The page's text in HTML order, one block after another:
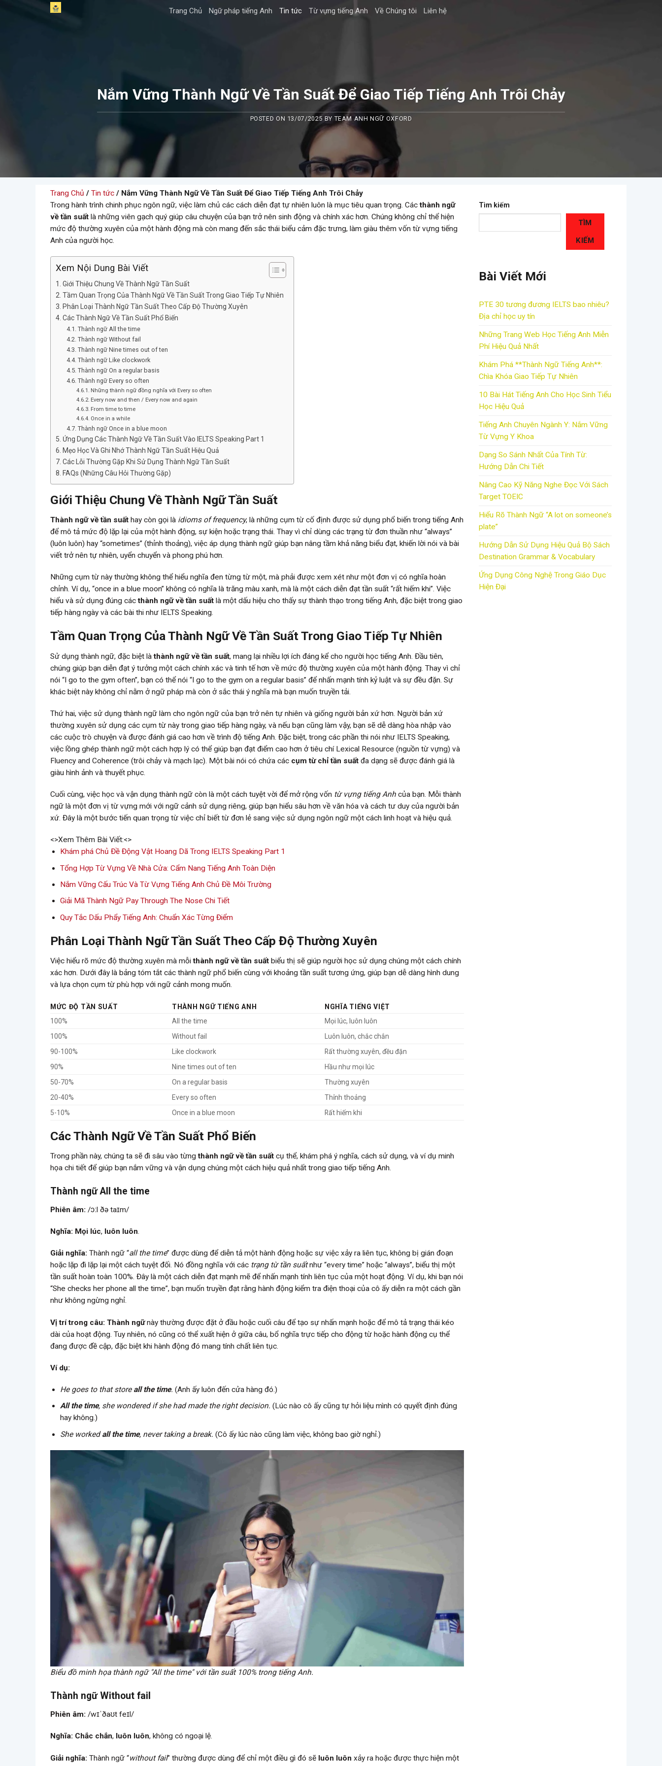
Trang Chủ Ngữ pháp tiếng Anh Tin tức Từ vựng tiếng Anh Về Chúng tôi Liên hệ
Nắm Vững Thành Ngữ Về Tần Suất Để Giao Tiếp Tiếng Anh Trôi Chảy
POSTED ON 13/07/2025 BY TEAM ANH NGỮ OXFORD
Trang Chủ / Tin tức / Nắm Vững Thành Ngữ Về Tần Suất Để Giao Tiếp Tiếng Anh Trôi Chảy
Trong hành trình chinh phục ngôn ngữ, việc làm chủ các cách diễn đạt tự nhiên luôn là mục tiêu quan trọng. Cácthành ngữ
về tần suất là những viên gạch quý giúp câu chuyện của bạn trở nên sinh động và chính xác hơn. Chúng không chỉ thể hiện
mức độ thường xuyên của một hành động mà còn mang đến sắc thái biểu cảm đặc trưng, làm giàu thêm vốn từ vựng tiếng
Anh của người học.
Xem Nội Dung Bài Viết
Giới Thiệu Chung Về Thành Ngữ Tần Suất
Tầm Quan Trọng Của Thành Ngữ Về Tần Suất Trong Giao Tiếp Tự Nhiên
Phân Loại Thành Ngữ Tần Suất Theo Cấp Độ Thường Xuyên
Các Thành Ngữ Về Tần Suất Phổ Biến
Thành ngữ All the time
Thành ngữ Without fail
Thành ngữ Nine times out of ten
Thành ngữ Like clockwork
Thành ngữ On a regular basis
Thành ngữ Every so often
Những thành ngữ đồng nghĩa với Every so often
Every now and then / Every now and again
From time to time
Once in a while
Thành ngữ Once in a blue moon
Ứng Dụng Các Thành Ngữ Về Tần Suất Vào IELTS Speaking Part 1
Mẹo Học Và Ghi Nhớ Thành Ngữ Tần Suất Hiệu Quả
Các Lỗi Thường Gặp Khi Sử Dụng Thành Ngữ Tần Suất
FAQs (Những Câu Hỏi Thường Gặp)
Giới Thiệu Chung Về Thành Ngữ Tần Suất
Thành ngữ về tần suất hay còn gọi là idioms of frequency, là những cụm từ cố định được sử dụng phổ biến trong tiếng Anh
để mô tả mức độ lặp lại của một hành động, sự kiện hoặc trạng thái. Thay vì chỉ dùng các trạng từ đơn thuần như “always”
(luôn luôn) hay “sometimes” (thỉnh thoảng), việc áp dụng thành ngữ giúp bạn nâng tầm khả năng biểu đạt, khiến lời nói và bài
viết trở nên tự nhiên, uyển chuyển và phong phú hơn.
Những cụm từ này thường không thể hiểu nghĩa đen từng từ một, mà phải được xem xét như một đơn vị có nghĩa hoàn
chỉnh. Ví dụ, “once in a blue moon” không có nghĩa là trăng màu xanh, mà là một cách diễn đạt tần suất “rất hiếm khi”. Việc
hiểu và sử dụng đúng cácthành ngữ về tần suất là một dấu hiệu cho thấy sự thành thạo trong tiếng Anh, đặc biệt trong giao
tiếp hàng ngày và các bài thi như IELTS Speaking.
Tầm Quan Trọng Của Thành Ngữ Về Tần Suất Trong Giao Tiếp Tự Nhiên
Sử dụng thành ngữ, đặc biệt làthành ngữ về tần suất, mang lại nhiều lợi ích đáng kể cho người học tiếng Anh. Đầu tiên,
chúng giúp bạn diễn đạt ý tưởng một cách chính xác và tinh tế hơn về mức độ thường xuyên của một hành động. Thay vì chỉ
nói “I go to the gym often”, bạn có thể nói “I go to the gym on a regular basis” để nhấn mạnh tính kỷ luật và sự đều đặn. Sự
khác biệt này không chỉ nằm ở ngữ pháp mà còn ở sắc thái ý nghĩa mà bạn muốn truyền tải.
Thứ hai, việc sử dụng thành ngữ làm cho ngôn ngữ của bạn trở nên tự nhiên và giống người bản xứ hơn. Người bản xứ
thường xuyên sử dụng các cụm từ này trong giao tiếp hàng ngày, và nếu bạn cũng làm vậy, bạn sẽ dễ dàng hòa nhập vào
các cuộc trò chuyện và được đánh giá cao hơn về trình độ tiếng Anh. Đặc biệt, trong các phần thi nói như IELTS Speaking,
việc lồng ghép thành ngữ một cách hợp lý có thể giúp bạn đạt điểm cao hơn ở tiêu chí Lexical Resource (nguồn từ vựng) và
Fluency and Coherence (trôi chảy và mạch lạc). Một bài nói có chứa các cụm từ chỉ tần suất đa dạng sẽ được đánh giá là
giàu hình ảnh và thuyết phục.
Cuối cùng, việc học và vận dụng thành ngữ còn là một cách tuyệt vời để mở rộng vốn từ vựng tiếng Anh của bạn. Mỗi thành
ngữ là một đơn vị từ vựng mới với ngữ cảnh sử dụng riêng, giúp bạn hiểu sâu hơn về văn hóa và cách tư duy của người bản
xứ. Đây là một bước tiến quan trọng từ việc chỉ biết từ đơn lẻ sang việc sử dụng ngôn ngữ một cách linh hoạt và hiệu quả.
<>Xem Thêm Bài Viết:<>
Khám phá Chủ Đề Động Vật Hoang Dã Trong IELTS Speaking Part 1
Tổng Hợp Từ Vựng Về Nhà Cửa: Cẩm Nang Tiếng Anh Toàn Diện
Nắm Vững Cấu Trúc Và Từ Vựng Tiếng Anh Chủ Đề Môi Trường
Giải Mã Thành Ngữ Pay Through The Nose Chi Tiết
Quy Tắc Dấu Phẩy Tiếng Anh: Chuẩn Xác Từng Điểm
Phân Loại Thành Ngữ Tần Suất Theo Cấp Độ Thường Xuyên
Việc hiểu rõ mức độ thường xuyên mà mỗithành ngữ về tần suất biểu thị sẽ giúp người học sử dụng chúng một cách chính
xác hơn. Dưới đây là bảng tóm tắt các thành ngữ phổ biến cùng với khoảng tần suất tương ứng, giúp bạn dễ dàng hình dung
và lựa chọn cụm từ phù hợp với ngữ cảnh mong muốn.
MỨC ĐỘ TẦN SUẤT THÀNH NGỮ TIẾNG ANH
NGHĨA TIẾNG VIỆT
100%
All the time
Mọi lúc, luôn luôn
100%
Without fail
Luôn luôn, chắc chắn
90-100%
Like clockwork
Rất thường xuyên, đều đặn
90%
Nine times out of ten
Hầu như mọi lúc
50-70%
On a regular basis
Thường xuyên
20-40%
Every so often
Thỉnh thoảng
5-10%
Once in a blue moon Rất hiếm khi
Các Thành Ngữ Về Tần Suất Phổ Biến
Trong phần này, chúng ta sẽ đi sâu vào từngthành ngữ về tần suất cụ thể, khám phá ý nghĩa, cách sử dụng, và ví dụ minh
họa chi tiết để giúp bạn nắm vững và vận dụng chúng một cách hiệu quả nhất trong giao tiếp tiếng Anh.
Thành ngữ All the time
Phiên âm: /ɔːl ðə taɪm/
Nghĩa: Mọi lúc, luôn luôn.
Giải nghĩa: Thành ngữ “all the time” được dùng để diễn tả một hành động hoặc sự việc xảy ra liên tục, không bị gián đoạn
hoặc lặp đi lặp lại một cách tuyệt đối. Nó đồng nghĩa với các trạng từ tần suấtnhư “every time” hoặc “always”, biểu thị một
tần suất hoàn toàn 100%. Đây là một cách diễn đạt mạnh mẽ để nhấn mạnh tính liên tục của một hoạt động. Ví dụ, khi bạn nói
“She checks her phone all the time”, bạn muốn truyền đạt rằng hành động kiểm tra điện thoại của cô ấy diễn ra một cách gần
như không ngừng nghỉ.
Vị trí trong câu: Thành ngữnày thường được đặt ở đầu hoặc cuối câu để tạo sự nhấn mạnh hoặc để mô tả trạng thái kéo
dài của hoạt động. Tuy nhiên, nó cũng có thể xuất hiện ở giữa câu, bổ nghĩa trực tiếp cho động từ hoặc hành động cụ thể
đang được đề cập, đặc biệt khi hành động đó mang tính chất liên tục.
Ví dụ:
He goes to that store all the time. (Anh ấy luôn đến cửa hàng đó.)
All the time, she wondered if she had made the right decision. (Lúc nào cô ấy cũng tự hỏi liệu mình có quyết định đúng
hay không.)
She workedall the time, never taking a break. (Cô ấy lúc nào cũng làm việc, không bao giờ nghỉ.)
Biểu đồ minh họa thành ngữ "All the time" với tần suất 100% trong tiếng Anh.
Thành ngữ Without fail
Phiên âm: /wɪˈðaʊt feɪl/
Nghĩa: Chắc chắn, luôn luôn, không có ngoại lệ.
Giải nghĩa: Thành ngữ “without fail” thường được dùng để chỉ một điều gì đó sẽ luôn luôn xảy ra hoặc được thực hiện một
Tìm kiếm
TÌM
KIẾM
Bài Viết Mới
PTE 30 tương đương IELTS bao nhiêu?
Địa chỉ học uy tín
Những Trang Web Học Tiếng Anh Miễn
Phí Hiệu Quả Nhất
Khám Phá **Thành Ngữ Tiếng Anh**:
Chìa Khóa Giao Tiếp Tự Nhiên
10 Bài Hát Tiếng Anh Cho Học Sinh Tiểu
Học Hiệu Quả
Tiếng Anh Chuyên Ngành Y: Nắm Vững
Từ Vựng Y Khoa
Dạng So Sánh Nhất Của Tính Từ:
Hướng Dẫn Chi Tiết
Nâng Cao Kỹ Năng Nghe Đọc Với Sách
Target TOEIC
Hiểu Rõ Thành Ngữ “A lot on someone’s
plate”
Hướng Dẫn Sử Dụng Hiệu Quả Bộ Sách
Destination Grammar & Vocabulary
Ứng Dụng Công Nghệ Trong Giáo Dục
Hiện Đại